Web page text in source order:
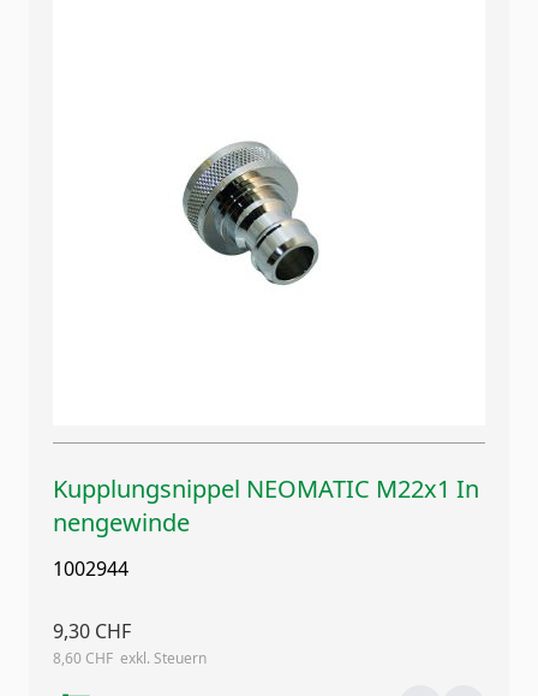
Kupplungsnippel NEOMATIC M22x1 In
nengewinde
1002944
9,30 CHF
8,60 CHF